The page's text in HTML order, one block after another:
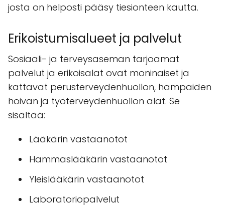
josta on helposti pääsy tiesionteen kautta.
Erikoistumisalueet ja palvelut
Sosiaali- ja terveysaseman tarjoamat
palvelut ja erikoisalat ovat moninaiset ja
kattavat perusterveydenhuollon, hampaiden
hoivan ja työterveydenhuollon alat. Se
sisältää:
Lääkärin vastaanotot
Hammaslääkärin vastaanotot
Yleislääkärin vastaanotot
Laboratoriopalvelut